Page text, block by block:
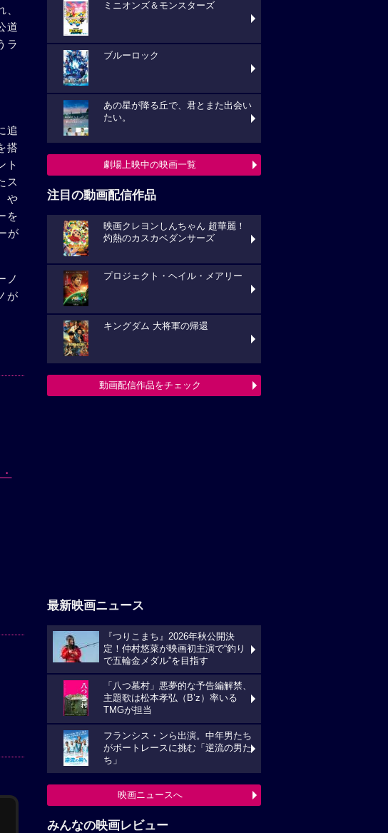
道
ラ
追
搭
ト
ス
や
を
が
ノ
が
ミニオンズ＆モンスターズ
ブルーロック
あの星が降る丘で、君とまた出会い
たい。
劇場上映中の映画一覧
注目の動画配信作品
映画クレヨンしんちゃん 超華麗！
灼熱のカスカベダンサーズ
プロジェクト・ヘイル・メアリー
キングダム 大将軍の帰還
動画配信作品をチェック
最新映画ニュース
『つりこまち』2026年秋公開決
定！仲村悠菜が映画初主演で“釣り
で五輪金メダル”を目指す
「八つ墓村」悪夢的な予告編解禁、
主題歌は松本孝弘（B’z）率いる
TMGが担当
フランシス・ンら出演。中年男たち
がボートレースに挑む「逆流の男た
ち」
映画ニュースへ
みんなの映画レビュー